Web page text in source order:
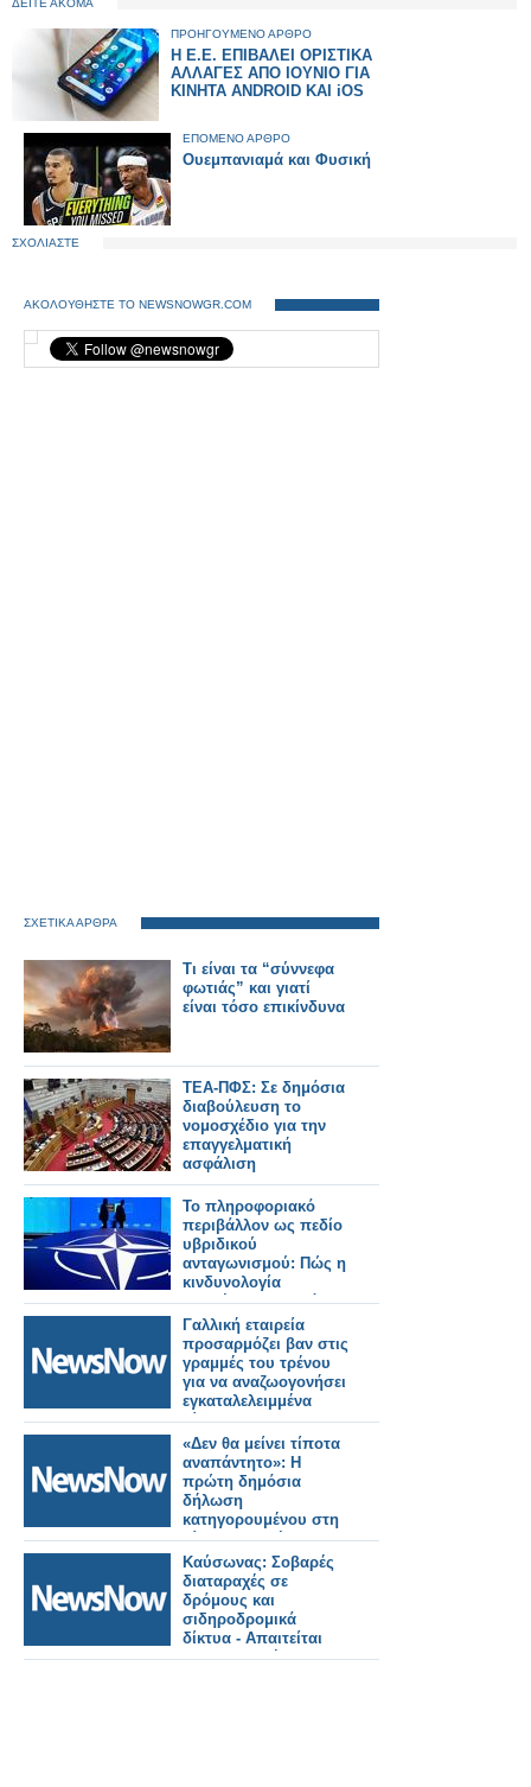
ΔΕΙΤΕ ΑΚΟΜΑ
ΠΡΟΗΓΟΥΜΕΝΟ ΑΡΘΡΟ
Η Ε.Ε. ΕΠΙΒΑΛΕΙ ΟΡΙΣΤΙΚΑ
ΑΛΛΑΓΕΣ ΑΠΟ ΙΟΥΝΙΟ ΓΙΑ
ΚΙΝΗΤΑ ANDROID KAI iOS
ΕΠΟΜΕΝΟ ΑΡΘΡΟ
Ουεμπανιαμά και Φυσική
ΣΧΟΛΙΑΣΤΕ
ΑΚΟΛΟΥΘΗΣΤΕ ΤΟ NEWSNOWGR.COM
ΣΧΕΤΙΚΑ ΑΡΘΡΑ
Τι είναι τα “σύννεφα
φωτιάς” και γιατί
είναι τόσο επικίνδυνα
ΤΕΑ-ΠΦΣ: Σε δημόσια
διαβούλευση το
νομοσχέδιο για την
επαγγελματική
ασφάλιση
Το πληροφοριακό
περιβάλλον ως πεδίο
υβριδικού
ανταγωνισμού: Πώς η
κινδυνολογία
επηρέασε τη δημόσια
συζήτηση για τη
Σύνοδο του ΝΑΤΟ
-Γράφει ο Δρ.
Κωνσταντίνος Π.
Μπαλωμένος
Γαλλική εταιρεία
προσαρμόζει βαν στις
γραμμές του τρένου
για να αναζωογονήσει
εγκαταλελειμμένα
δίκτυα.
«Δεν θα μείνει τίποτα
αναπάντητο»: Η
πρώτη δημόσια
δήλωση
κατηγορουμένου στη
δίκη για τα Τέμπη .
Καύσωνας: Σοβαρές
διαταραχές σε
δρόμους και
σιδηροδρομικά
δίκτυα - Απαιτείται
προσαρμογή στην